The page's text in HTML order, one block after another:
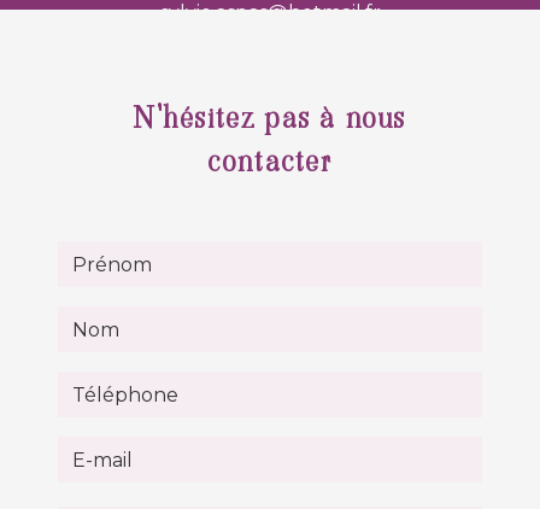
sylvie.aspas@hotmail.fr
N'hésitez pas à nous
contacter